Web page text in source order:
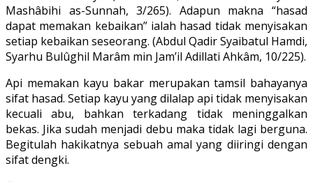
Mashâbihi as-Sunnah, 3/265). Adapun makna “hasad
dapat memakan kebaikan” ialah hasad tidak menyisakan
setiap kebaikan seseorang. (Abdul Qadir Syaibatul Hamdi,
Syarhu Bulûghil Marâm min Jam’il Adillati Ahkâm, 10/225).
Api memakan kayu bakar merupakan tamsil bahayanya
sifat hasad. Setiap kayu yang dilalap api tidak menyisakan
kecuali abu, bahkan terkadang tidak meninggalkan
bekas. Jika sudah menjadi debu maka tidak lagi berguna.
Begitulah hakikatnya sebuah amal yang diiringi dengan
sifat dengki.